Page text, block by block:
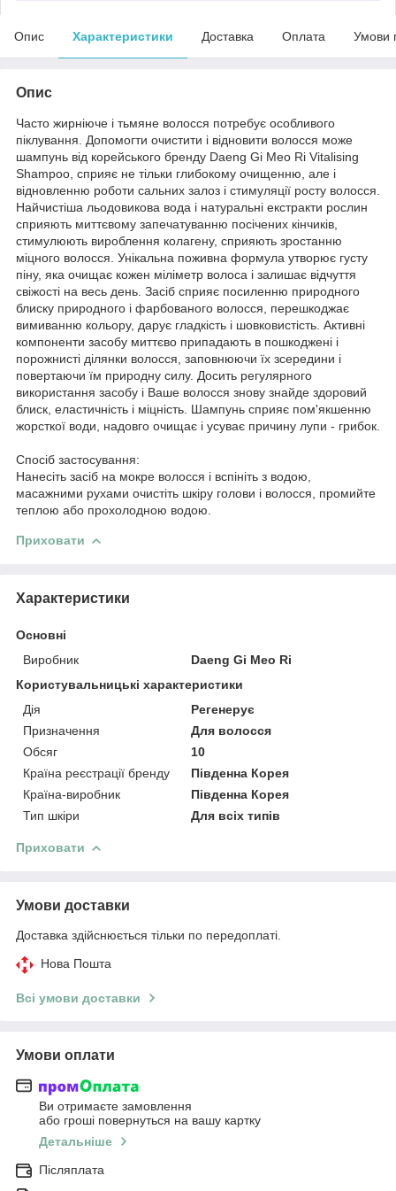
Опис Характеристики Доставка Оплата Умови
Опис
Часто жирніюче і тьмяне волосся потребує особливого
піклування. Допомогти очистити і відновити волосся може
шампунь від корейського бренду Daeng Gi Meo Ri Vitalising
Shampoo, сприяє не тільки глибокому очищенню, але і
відновленню роботи сальних залоз і стимуляції росту волосся.
Найчистіша льодовикова вода і натуральні екстракти рослин
сприяють миттєвому запечатуванню посічених кінчиків,
стимулюють вироблення колагену, сприяють зростанню
міцного волосся. Унікальна поживна формула утворює густу
піну, яка очищає кожен міліметр волоса і залишає відчуття
свіжості на весь день. Засіб сприяє посиленню природного
блиску природного і фарбованого волосся, перешкоджає
вимиванню кольору, дарує гладкість і шовковистість. Активні
компоненти засобу миттєво припадають в пошкоджені і
порожнисті ділянки волосся, заповнюючи їх зсередини і
повертаючи їм природну силу. Досить регулярного
використання засобу і Ваше волосся знову знайде здоровий
блиск, еластичність і міцність. Шампунь сприяє пом'якшенню
жорсткої води, надовго очищає і усуває причину лупи - грибок.
Спосіб застосування:
Нанесіть засіб на мокре волосся і вспініть з водою,
масажними рухами очистіть шкіру голови і волосся, промийте
теплою або прохолодною водою.
Приховати
Характеристики
Основні
Виробник
Daeng Gi Meo Ri
Користувальницькі характеристики
Дія
Регенерує
Призначення
Для волосся
Обсяг
10
Країна реєстрації бренду
Південна Корея
Країна-виробник
Південна Корея
Тип шкіри
Для всіх типів
Приховати
Умови доставки
Доставка здійснюється тільки по передоплаті.
Нова Пошта
Всі умови доставки
Умови оплати
Ви отримаєте замовлення
або гроші повернуться на вашу картку
Детальніше
Післяплата